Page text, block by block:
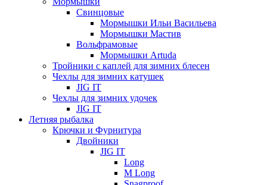
Свинцовые
Мормышки Ильи Васильева
Мормышки Мастив
Вольфрамовые
Мормышки Artuda
Тройники с каплей для зимних блесен
Чехлы для зимних катушек
JIG IT
Чехлы для зимних удочек
JIG IT
Летняя рыбалка
Крючки и Фурнитура
Двойники
JIG IT
Long
M Long